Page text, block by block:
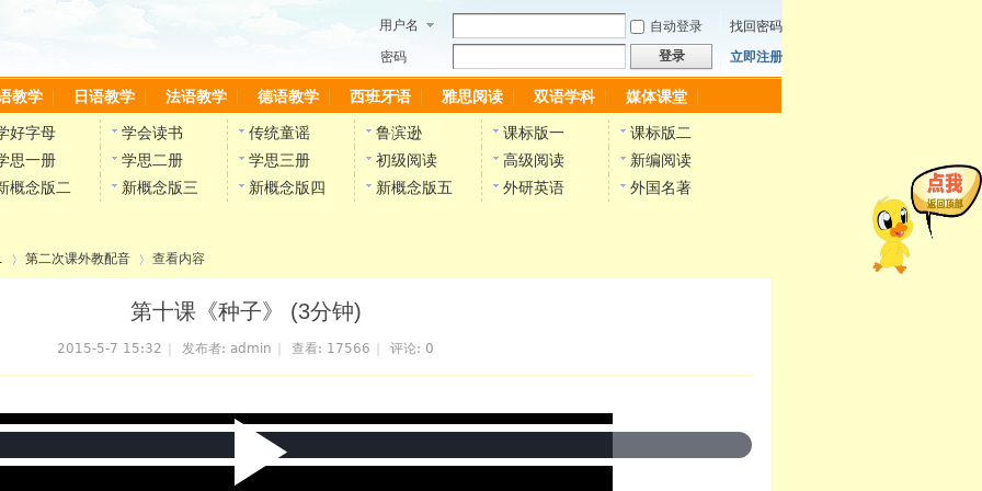
用户名 自动登录
找回密码
密码
登录 立即注册
教学 日语教学 法语教学 德语教学 西班牙语 雅思阅读 双语学科 媒体课堂
好字母 学会读书 传统童谣 鲁滨逊 课标版一
课标版二
思一册
学思二册 学思三册 初级阅读 高级阅读
新编阅读
概念版二
新概念版三 新概念版四 新概念版五 外研英语 外国名著
第二次课外教配音
›
查看内容
第十课《种子》 (3分钟)
2015-5-7 15:32 发布者: admin 查看: 17566 评论: 0